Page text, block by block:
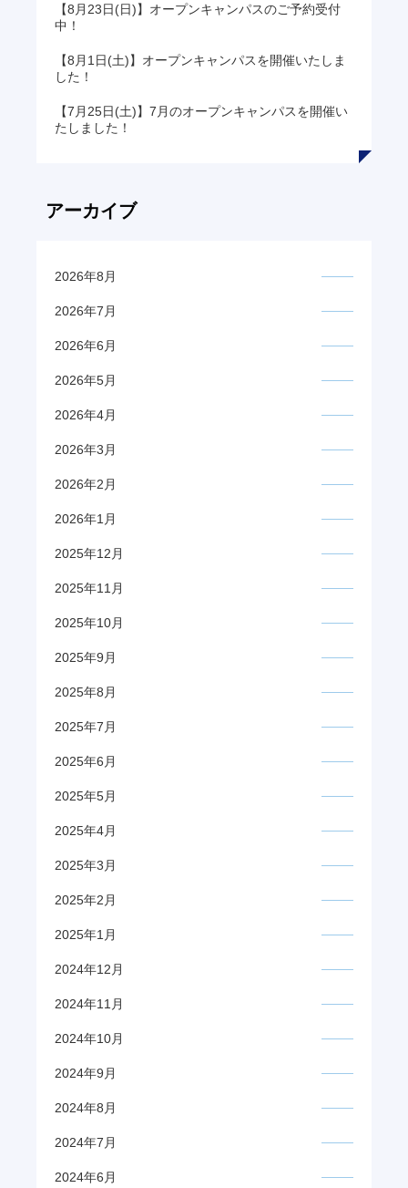
【8月23日(日)】オープンキャンパスのご予約受付
中！
【8月1日(土)】オープンキャンパスを開催いたしま
した！
【7月25日(土)】7月のオープンキャンパスを開催い
たしました！
アーカイブ
2026年8月
2026年7月
2026年6月
2026年5月
2026年4月
2026年3月
2026年2月
2026年1月
2025年12月
2025年11月
2025年10月
2025年9月
2025年8月
2025年7月
2025年6月
2025年5月
2025年4月
2025年3月
2025年2月
2025年1月
2024年12月
2024年11月
2024年10月
2024年9月
2024年8月
2024年7月
2024年6月